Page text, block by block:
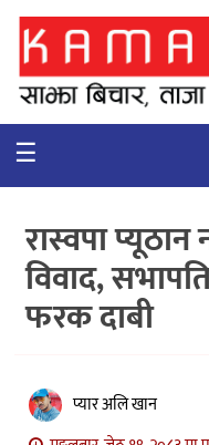
गृहपृष्ठ
समाचार
कुराकानी
अर्थ
र
भिडियो
☰
रास्वपा
विवाद,
फरक दाबी
प्यार अलि खान